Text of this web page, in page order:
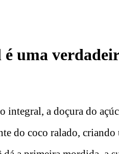
uma
integral, a doçura do
do coco ralado, criando